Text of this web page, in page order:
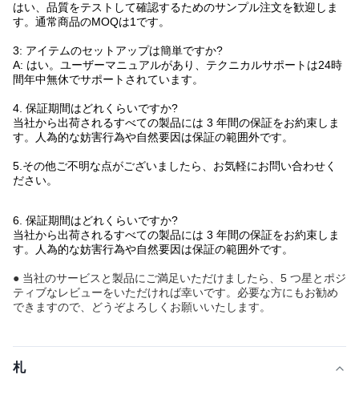
はい、品質をテストして確認するためのサンプル注文を歓迎しま
す。通常商品のMOQは1です。
3: アイテムのセットアップは簡単ですか?
A: はい。ユーザーマニュアルがあり、テクニカルサポートは24時
間年中無休でサポートされています。
4. 保証期間はどれくらいですか?
当社から出荷されるすべての製品には 3 年間の保証をお約束しま
す。人為的な妨害行為や自然要因は保証の範囲外です。
5.その他ご不明な点がございましたら、お気軽にお問い合わせく
ださい。
6. 保証期間はどれくらいですか?
当社から出荷されるすべての製品には 3 年間の保証をお約束しま
す。人為的な妨害行為や自然要因は保証の範囲外です。
● 当社のサービスと製品にご満足いただけましたら、5 つ星とポジ
ティブなレビューをいただければ幸いです。必要な方にもお勧め
できますので、どうぞよろしくお願いいたします。
札